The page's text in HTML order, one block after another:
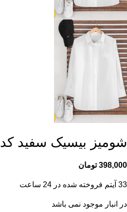
شومیز بیسیک سفید کد12743
398,000 تومان
33 آیتم فروخته شده در 24 ساعت
در انبار موجود نمی باشد